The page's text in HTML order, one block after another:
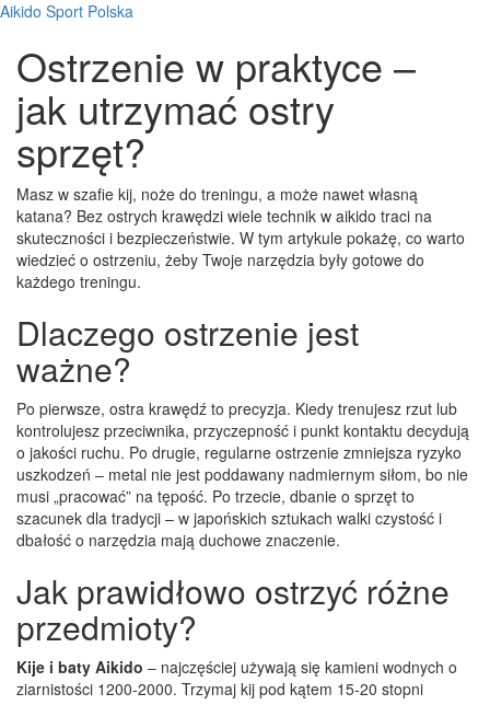
Aikido Sport Polska
Ostrzenie w praktyce –
jak utrzymać ostry
sprzęt?
Masz w szafie kij, noże do treningu, a może nawet własną
katana? Bez ostrych krawędzi wiele technik w aikido traci na
skuteczności i bezpieczeństwie. W tym artykule pokażę, co warto
wiedzieć o ostrzeniu, żeby Twoje narzędzia były gotowe do
każdego treningu.
Dlaczego ostrzenie jest
ważne?
Po pierwsze, ostra krawędź to precyzja. Kiedy trenujesz rzut lub
kontrolujesz przeciwnika, przyczepność i punkt kontaktu decydują
o jakości ruchu. Po drugie, regularne ostrzenie zmniejsza ryzyko
uszkodzeń – metal nie jest poddawany nadmiernym siłom, bo nie
musi „pracować” na tępość. Po trzecie, dbanie o sprzęt to
szacunek dla tradycji – w japońskich sztukach walki czystość i
dbałość o narzędzia mają duchowe znaczenie.
Jak prawidłowo ostrzyć różne
przedmioty?
Kije i baty Aikido – najczęściej używają się kamieni wodnych o
ziarnistości 1200‑2000. Trzymaj kij pod kątem 15‑20 stopni